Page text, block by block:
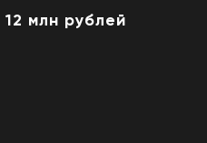
млн рублей